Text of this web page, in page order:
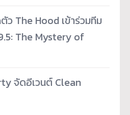
ว The Hood เข้าร่วมทีม
The Mystery of
จัดอีเวนต์ Clean